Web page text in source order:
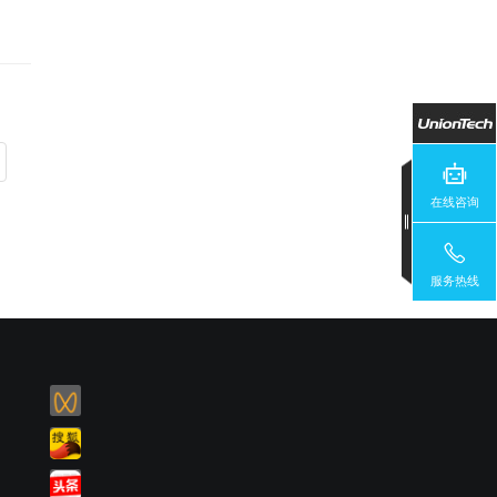
在线咨询
服务热线